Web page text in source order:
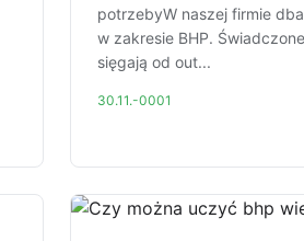
potrzebyW naszej firmie
w zakresie BHP.
sięgają od out...
30.11.-0001